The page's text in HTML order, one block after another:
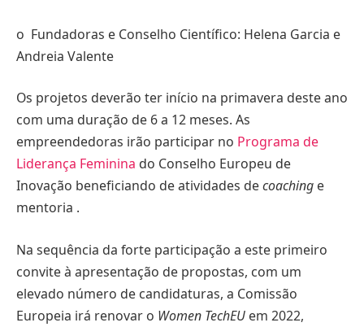
o Fundadoras e Conselho Científico: Helena Garcia e
Andreia Valente
Os projetos deverão ter início na primavera deste ano
com uma duração de 6 a 12 meses. As
empreendedoras irão participar no Programa de
Liderança Feminina do Conselho Europeu de
Inovação beneficiando de atividades decoaching e
mentoria .
Na sequência da forte participação a este primeiro
convite à apresentação de propostas, com um
elevado número de candidaturas, a Comissão
Europeia irá renovar o Women TechEU em 2022,